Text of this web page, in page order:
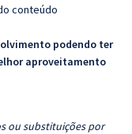
conteúdo
podendo ter
aproveitamento
ou substituições por